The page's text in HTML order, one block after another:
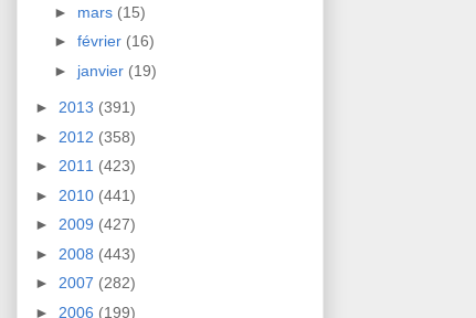
► mars (15)
► février (16)
► janvier (19)
► 2013 (391)
► 2012 (358)
► 2011 (423)
► 2010 (441)
► 2009 (427)
► 2008 (443)
► 2007 (282)
► 2006 (199)